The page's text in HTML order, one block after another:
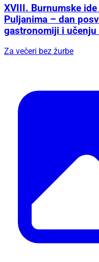
XVIII. Burnumske ide
Puljanima – dan
gastronomiji i
Za večeri bez žurbe